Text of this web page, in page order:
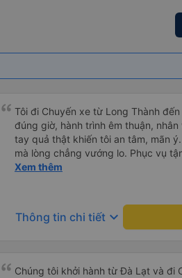
Tôi đi Chuyến xe từ Long Thành đến
đúng giờ, hành trình êm thuận,
tay quả thật khiến tôi an tâm, mãn ý. Đường xa muôn dặm
mà lòng chẳng vướng lo. Phục vụ
cẩn, hiếm thấy giữa thời buổi kim
Xem thêm
Thông tin chi tiết keyboard_arrow_down
Chúng tôi khởi hành từ Đà Lạt và đi